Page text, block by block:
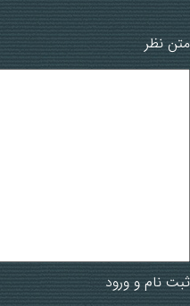
متن نظر
ثبت نام و ورود